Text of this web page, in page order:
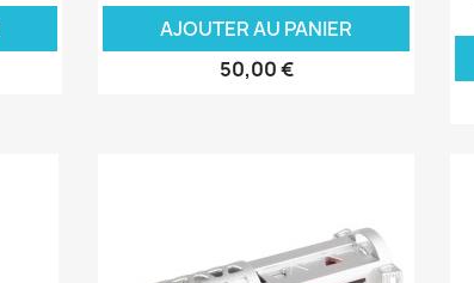
AJOUTER AU PANIER
50,00 €